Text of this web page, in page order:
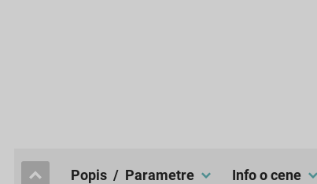
popis / Parametre Info o cene